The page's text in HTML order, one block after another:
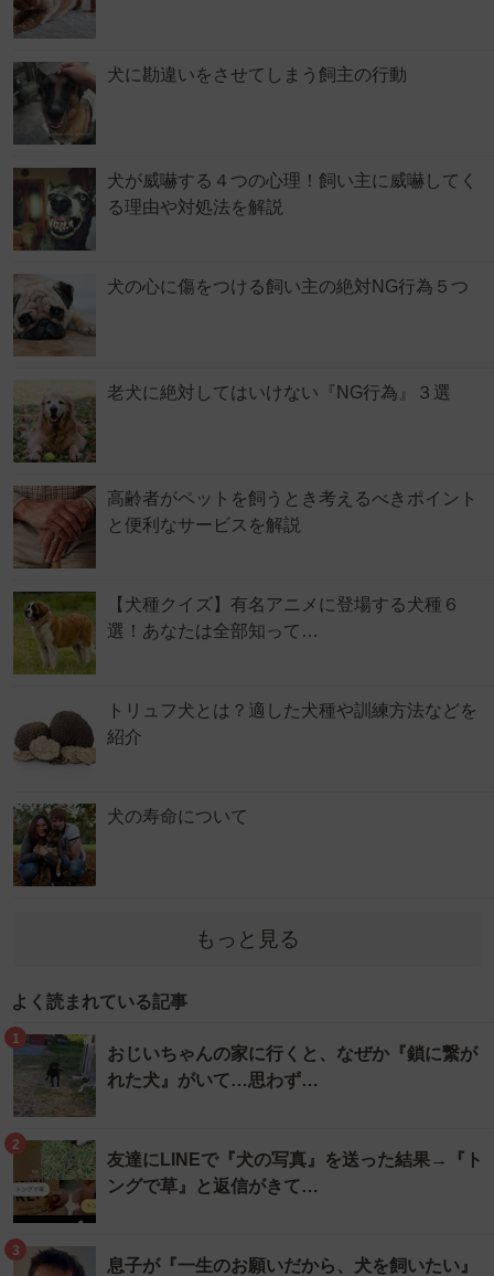
犬に勘違いをさせてしまう飼主の行動
犬が威嚇する４つの心理！飼い主に威嚇してく
る理由や対処法を解説
犬の心に傷をつける飼い主の絶対NG行為５つ
老犬に絶対してはいけない『NG行為』３選
高齢者がペットを飼うとき考えるべきポイント
と便利なサービスを解説
【犬種クイズ】有名アニメに登場する犬種６
選！あなたは全部知って…
トリュフ犬とは？適した犬種や訓練方法などを
紹介
犬の寿命について
もっと見る
よく読まれている記事
1
おじいちゃんの家に行くと、なぜか『鎖に繋が
れた犬』がいて…思わず…
2
友達にLINEで『犬の写真』を送った結果→『ト
ングで草』と返信がきて…
3
息子が『一生のお願いだから、犬を飼いたい』